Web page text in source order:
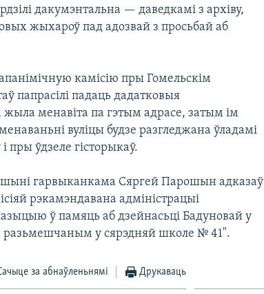
дакумэнтальна — даведкамі з архіву,
жыхароў пад адозвай з просьбай аб
камісію пры Гомельскім
папрасілі падаць дадатковыя
менавіта па гэтым адрасе, затым ім
вуліцы будзе разгледжана ўладамі
пры ўдзеле гісторыкаў.
гарвыканкама Сяргей Парошын адказаў
рэкамэндавана адміністрацыі
ў памяць аб дзейнасьці Бадуновай у
разьмешчаным у сярэдняй школе № 41".
за абнаўленьнямі Друкаваць